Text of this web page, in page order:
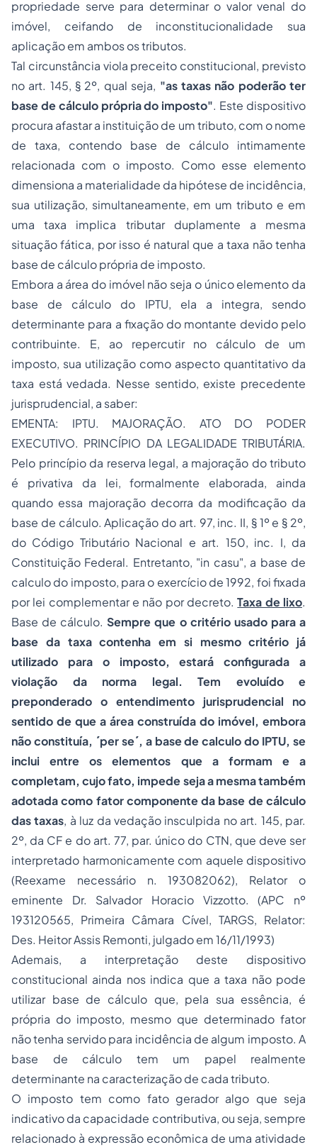
propriedade serve para determinar o valor venal do
imóvel, ceifando de inconstitucionalidade sua
aplicação em ambos os tributos.
Tal circunstância viola preceito constitucional, previsto
no art. 145, § 2º, qual seja, "as taxas não poderão ter
base de cálculo própria do imposto". Este dispositivo
procura afastar a instituição de um tributo, com o nome
de taxa, contendo base de cálculo intimamente
relacionada com o imposto. Como esse elemento
dimensiona a materialidade da hipótese de incidência,
sua utilização, simultaneamente, em um tributo e em
uma taxa implica tributar duplamente a mesma
situação fática, por isso é natural que a taxa não tenha
base de cálculo própria de imposto.
Embora a área do imóvel não seja o único elemento da
base de cálculo do IPTU, ela a integra, sendo
determinante para a fixação do montante devido pelo
contribuinte. E, ao repercutir no cálculo de um
imposto, sua utilização como aspecto quantitativo da
taxa está vedada. Nesse sentido, existe precedente
jurisprudencial, a saber:
EMENTA: IPTU. MAJORAÇÃO. ATO DO PODER
EXECUTIVO. PRINCÍPIO DA LEGALIDADE TRIBUTÁRIA.
Pelo princípio da reserva legal, a majoração do tributo
é privativa da lei, formalmente elaborada, ainda
quando essa majoração decorra da modificação da
base de cálculo. Aplicação do art. 97, inc. II, § 1º e § 2º,
do Código Tributário Nacional e art. 150, inc. I, da
Constituição Federal. Entretanto, "in casu", a base de
calculo do imposto, para o exercício de 1992, foi fixada
por lei complementar e não por decreto.Taxa de lixo.
Base de cálculo.Sempre que o critério usado para a
base da taxa contenha em si mesmo critério já
utilizado para o imposto, estará configurada a
violação da norma legal. Tem evoluído e
preponderado o entendimento jurisprudencial no
sentido de que a área construída do imóvel, embora
não constituía, ´per se´, a base de calculo do IPTU, se
inclui entre os elementos que a formam e a
completam, cujo fato, impede seja a mesma também
adotada como fator componente da base de cálculo
das taxas, à luz da vedação insculpida no art. 145, par.
2º, da CF e do art. 77, par. único do CTN, que deve ser
interpretado harmonicamente com aquele dispositivo
(Reexame necessário n. 193082062), Relator o
eminente Dr. Salvador Horacio Vizzotto. (APC nº
193120565, Primeira Câmara Cível, TARGS, Relator:
Des. Heitor Assis Remonti, julgado em 16/11/1993)
Ademais, a interpretação deste dispositivo
constitucional ainda nos indica que a taxa não pode
utilizar base de cálculo que, pela sua essência, é
própria do imposto, mesmo que determinado fator
não tenha servido para incidência de algum imposto. A
base de cálculo tem um papel realmente
determinante na caracterização de cada tributo.
O imposto tem como fato gerador algo que seja
indicativo da capacidade contributiva, ou seja, sempre
relacionado à expressão econômica de uma atividade